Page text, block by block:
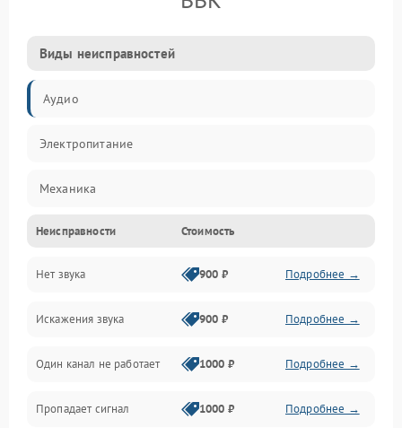
Виды неисправностей
Аудио
Электропитание
Механика
Управление
Корпус/Герметичность
Электронные компоненты
Неисправности Стоимость
Нет звука 900 ₽ Подробнее →
Искажения звука 900 ₽ Подробнее →
Один канал не работает 1000 ₽ Подробнее →
Пропадает сигнал 1000 ₽ Подробнее →